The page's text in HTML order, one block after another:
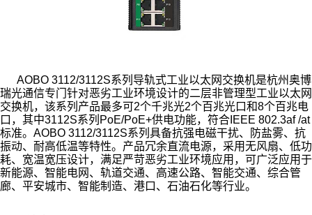
AOBO 3112/3112S系列导轨式工业以太网交换机是杭州奥博
瑞光通信专门针对恶劣工业环境设计的二层非管理型工业以太网
交换机，该系列产品最多可2个千兆光2个百兆光口和8个百兆电
口，其中3112S系列PoE/PoE+供电功能，符合IEEE 802.3af /at
标准。AOBO 3112/3112S系列具备抗强电磁干扰、防盐雾、抗
振动、耐高低温等特性。产品冗余直流电源，采用无风扇、低功
耗、宽温宽压设计，满足严苛恶劣工业环境应用，可广泛应用于
新能源、智能电网、轨道交通、高速公路、智能交通、综合管
廊、平安城市、智能制造、港口、石油石化等行业。